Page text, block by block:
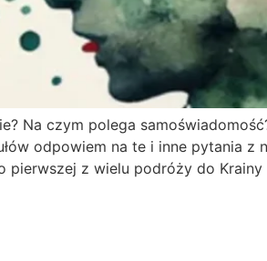
Na czym polega
odpowiem na te i inne pytania
pierwszej z wielu podróży do Krainy